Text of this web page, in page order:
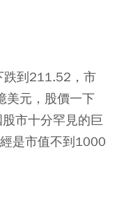
跌到211.52，市
元，股價一下
市十分罕見的巨
是市值不到1000